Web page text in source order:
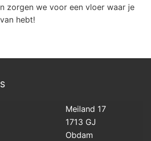
zorgen we voor een vloer waar je
hebt!
Meiland 17
1713 GJ
Obdam